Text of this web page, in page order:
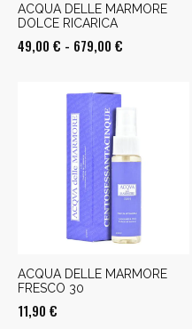
ACQUA DELLE MARMORE
DOLCE RICARICA
49,00 € - 679,00 €
a
ACQUA DELLE MARMORE
FRESCO 30
11,90 €